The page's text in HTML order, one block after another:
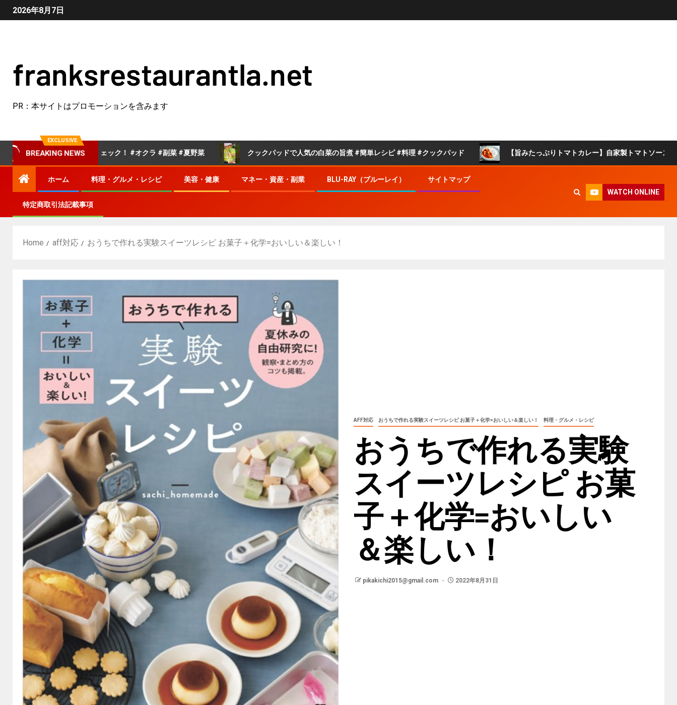
2026年8月7日
franksrestaurantla.net
PR：本サイトはプロモーションを含みます
EXCLUSIVE
BREAKING NEWS
ピは概要欄でチェック！ #オクラ #副菜 #夏野菜 クックパッドで人気の白菜の旨煮 #簡単レシピ #料理 #クックパッド 【旨みたっぷりトマトカレー】自家製トマトソースを活用！市販の
ホーム 料理・グルメ・レシピ 美容・健康 マネー・資産・副業 BLU-RAY（ブルーレイ） サイトマップ
特定商取引法記載事項
WATCH ONLINE
Home aff対応 おうちで作れる実験スイーツレシピ お菓子＋化学=おいしい＆楽しい！
AFF対応 おうちで作れる実験スイーツレシピ お菓子＋化学=おいしい＆楽しい！ 料理・グルメ・レシピ
おうちで作れる実験
スイーツレシピ お菓
子＋化学=おいしい
＆楽しい！
pikakichi2015@gmail.com 2022年8月31日